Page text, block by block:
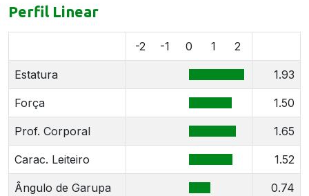
Perfil Linear
-2 -1 0 1 2
Estatura 1.93
Força 1.50
Prof. Corporal 1.65
Carac. Leiteiro 1.52
Ângulo de Garupa 0.74